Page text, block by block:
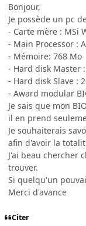
Bonjour,
Je possède un pc
- Carte mère : MSi
- Main Processor :
- Mémoire: 768 Mo
- Hard disk Master
- Hard disk Slave :
- Award modular
Je sais que mon
il en prend
Je souhaiterais
afin d'avoir la
J'ai beau chercher
trouver.
Si quelqu'un
Merci d'avance
Citer